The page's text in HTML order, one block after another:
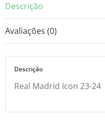
Descrição
Avaliações (0)
Descrição
Real Madrid Icon 23-24